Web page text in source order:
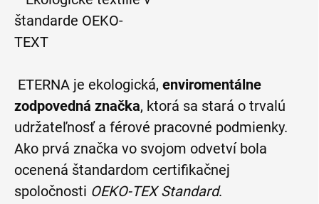
ETERNA je ekologická, enviromentálne
zodpovedná značka, ktorá sa stará o trvalú
udržateľnosť a férové pracovné podmienky.
Ako prvá značka vo svojom odvetví bola
ocenená štandardom certifikačnej
spoločnosti OEKO-TEX Standard.